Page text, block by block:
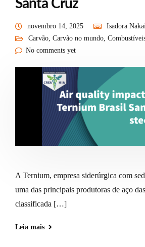
Santa Cruz
novembro 14, 2025
Isadora
Carvão, Carvão no mundo,
No comments yet
A Ternium, empresa siderúrgica com
uma das principais produtoras de aço
classificada […]
Leia mais